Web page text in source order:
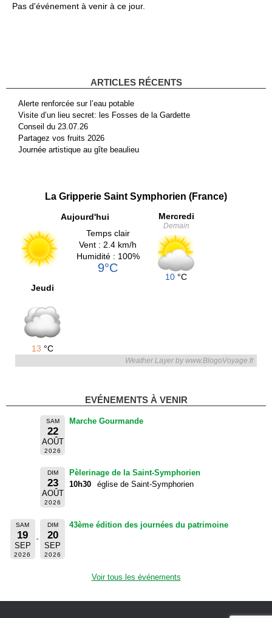
Pas d'événement à venir à ce jour.
ARTICLES RÉCENTS
Alerte renforcée sur l’eau potable
Visite d’un lieu secret: les Fosses de la Gardette
Conseil du 23.07.26
Partagez vos fruits 2026
Journée artistique au gîte beaulieu
La Gripperie Saint Symphorien (France)
Aujourd'hui
Temps clair
Vent : 2.4 km/h
Humidité : 100%
9°C
Mercredi
Demain
10 °C
Jeudi
13 °C
Weather Layer by www.BlogoVoyage.fr
EVÉNEMENTS À VENIR
SAM
22
AOÛT
2026
Marche Gourmande
DIM
23
AOÛT
2026
Pèlerinage de la Saint-Symphorien
10h30
église de Saint-Symphorien
SAM
19
SEP
2026
DIM
20
SEP
2026
43ème édition des journées du patrimoine
Voir tous les événements